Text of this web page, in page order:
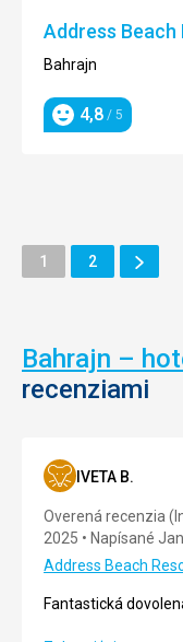
Address Beach
Bahrajn
Hodnotenie
4,8 / 5
Stránka
1 Stránka
2
Ďalšie
Stránka
Bahrajn –
recenziami
IVETA B.
Overená recenzia
2025
Napísané
Address Beach
Fantastická